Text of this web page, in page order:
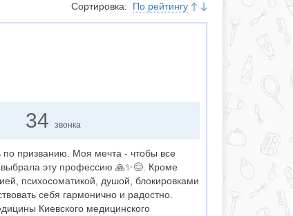
Сортировка: По рейтингу
34звонка
призванию. Моя мечта - чтобы все
эту профессию 🙏✨😌. Кроме
психосоматикой, душой, блокировками
себя гармонично и радостно.
Киевского медицинского